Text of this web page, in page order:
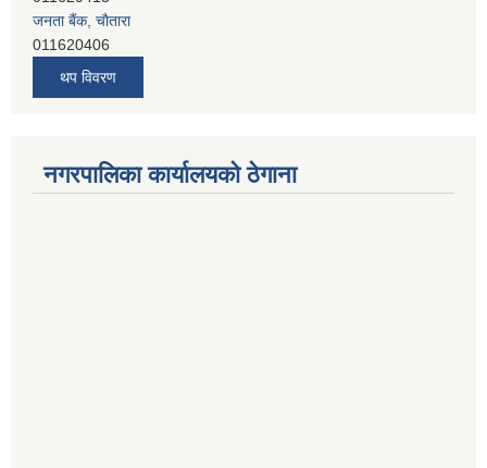
जनता बैंक, चाैतारा
011620406
देव विकास बैंक, बाह्रविसे
सिभिल बैंक, मेलम्ची
011401055
थप विवरण
नगरपालिका कार्यालयको ठेगाना